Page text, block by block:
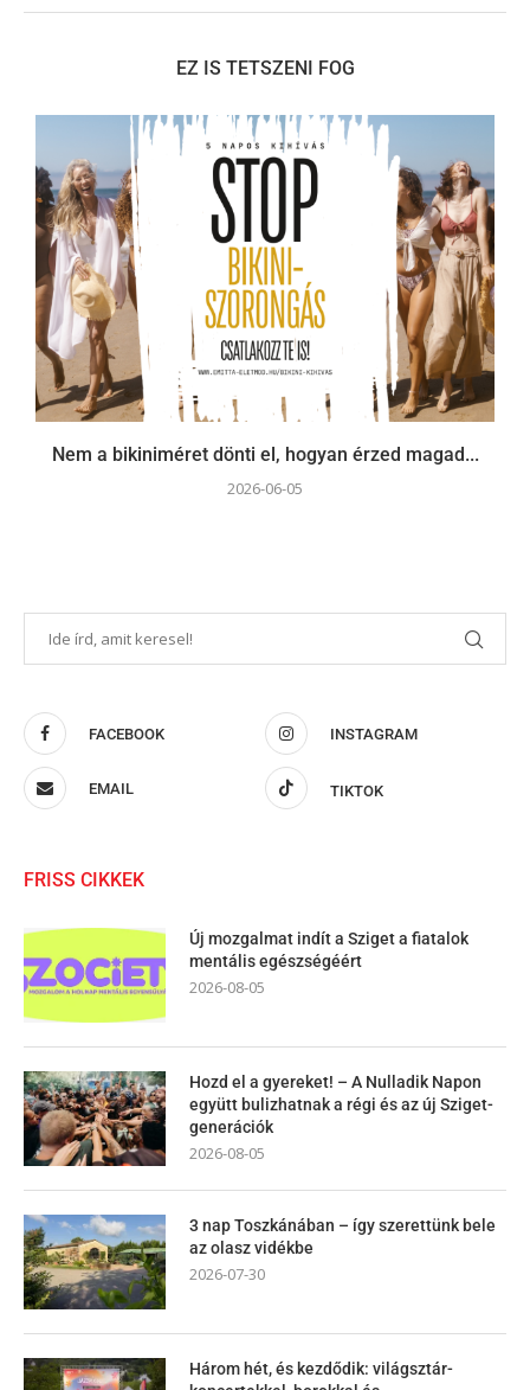
EZ IS TETSZENI FOG
Nem a bikiniméret dönti el, hogyan érzed magad...
2026-06-05
FACEBOOK INSTAGRAM
EMAIL TIKTOK
FRISS CIKKEK
Új mozgalmat indít a Sziget a fiatalok
mentális egészségéért
2026-08-05
Hozd el a gyereket! – A Nulladik Napon
együtt bulizhatnak a régi és az új Sziget-
generációk
2026-08-05
3 nap Toszkánában – így szerettünk bele
az olasz vidékbe
2026-07-30
Három hét, és kezdődik: világsztár-